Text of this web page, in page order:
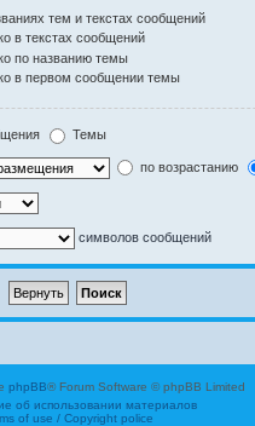
тем и текстах сообщений
в текстах сообщений
по названию темы
в первом сообщении темы
Темы
по возрастанию
символов сообщений
phpBB® Forum Software © phpBB Limited
об использовании материалов
of use / Copyright police